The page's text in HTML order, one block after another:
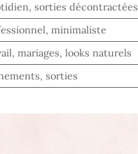
sorties décontractées
minimaliste
mariages, looks naturels
sorties